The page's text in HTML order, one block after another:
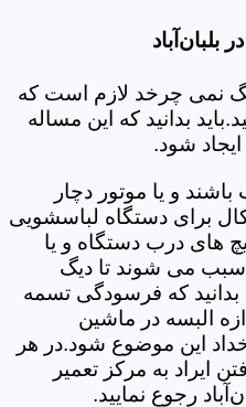
نمی چرخد لازم است که
بدانید که این مساله
شود.
و یا موتور دچار
برای دستگاه لباسشویی
های درب دستگاه و یا
می شوند تا دیگ
که فرسودگی تسمه
البسه در ماشین
این موضوع شود.در هر
ایراد به مرکز تعمیر
رجوع نمایید.